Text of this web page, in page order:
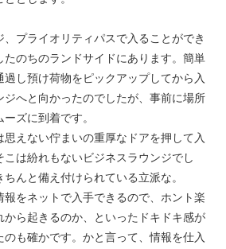
、プライオリティパスで入ることができ
たのちのランドサイドにあります。簡単
し預け荷物をピックアップしてから入
ジへと向かったのでしたが、事前に場所
ズに到着です。
えない佇まいの重厚なドアを押して入
は紛れもないビジネスラウンジでし
んと備え付けられている立派な。
をネットで入手できるので、ホント楽
から起きるのか、といったドキドキ感が
も確かです。かと言って、情報を仕入